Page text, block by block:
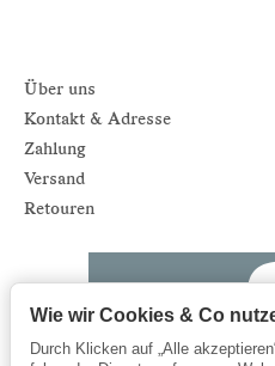
Über uns
Kontakt & Adresse
Zahlung
Versand
Retouren
Wie wir Cookies & Co
Durch Klicken auf „Alle